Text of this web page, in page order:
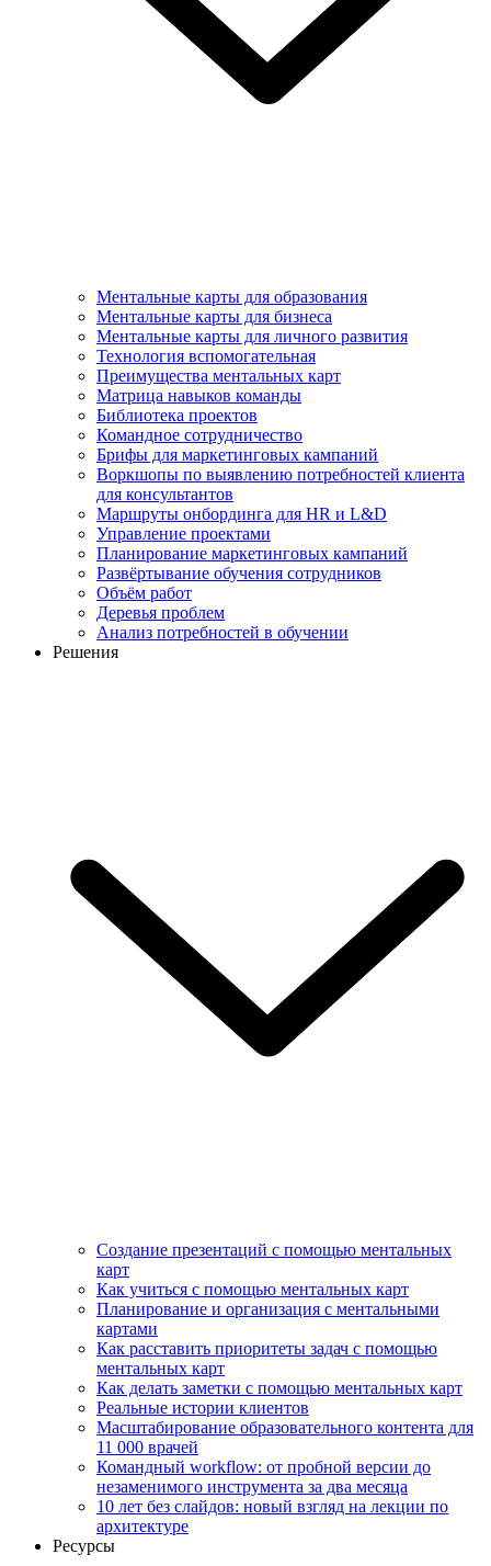
Ментальные карты для образования
Ментальные карты для бизнеса
Ментальные карты для личного развития
Технология вспомогательная
Преимущества ментальных карт
Матрица навыков команды
Библиотека проектов
Командное сотрудничество
Брифы для маркетинговых кампаний
Воркшопы по выявлению потребностей клиента
для консультантов
Маршруты онбординга для HR и L&D
Управление проектами
Планирование маркетинговых кампаний
Развёртывание обучения сотрудников
Объём работ
Деревья проблем
Анализ потребностей в обучении
Решения
Создание презентаций с помощью ментальных
карт
Как учиться с помощью ментальных карт
Планирование и организация с ментальными
картами
Как расставить приоритеты задач с помощью
ментальных карт
Как делать заметки с помощью ментальных карт
Реальные истории клиентов
Масштабирование образовательного контента для
11 000 врачей
Командный workflow: от пробной версии до
незаменимого инструмента за два месяца
10 лет без слайдов: новый взгляд на лекции по
архитектуре
Ресурсы